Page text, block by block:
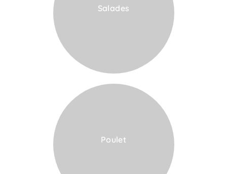
Salades
VOIR LA CARTE
Poulet
VOIR LA CARTE